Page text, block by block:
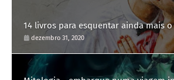
14 livros para esquentar ainda mais o
dezembro 31, 2020